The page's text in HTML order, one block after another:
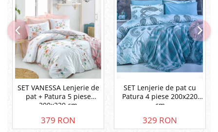
SET VANESSA Lenjerie de
pat + Patura 5 piese
200x220 cm
379 RON
SET Lenjerie de pat cu
Patura 4 piese 200x220
cm
329 RON